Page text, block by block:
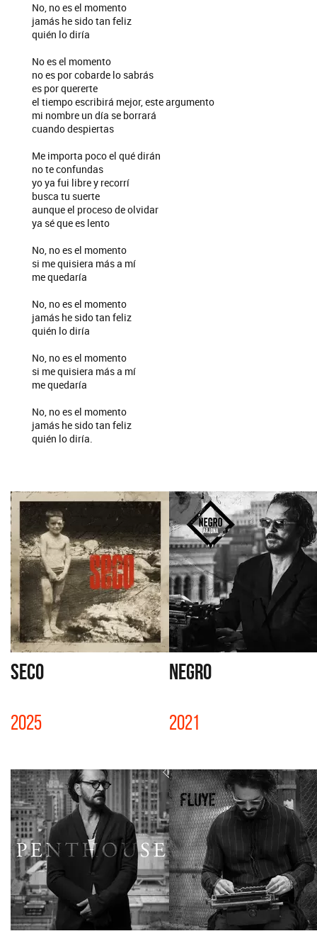
No, no es el momento
jamás he sido tan feliz
quién lo diría
No es el momento
no es por cobarde lo sabrás
es por quererte
el tiempo escribirá mejor, este argumento
mi nombre un día se borrará
cuando despiertas
Me importa poco el qué dirán
no te confundas
yo ya fui libre y recorrí
busca tu suerte
aunque el proceso de olvidar
ya sé que es lento
No, no es el momento
si me quisiera más a mí
me quedaría
No, no es el momento
jamás he sido tan feliz
quién lo diría
No, no es el momento
si me quisiera más a mí
me quedaría
No, no es el momento
jamás he sido tan feliz
quién lo diría.
SECO
2025
NEGRO
2021